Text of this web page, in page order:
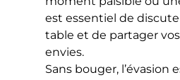
est essentiel de
table et de partager
envies.
Sans bouger, l’évasion